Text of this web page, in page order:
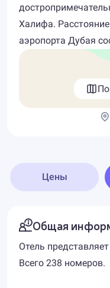
Халифа.
аэропорта Дубая
Цены
Общая
Отель
Всего 238 номеров.